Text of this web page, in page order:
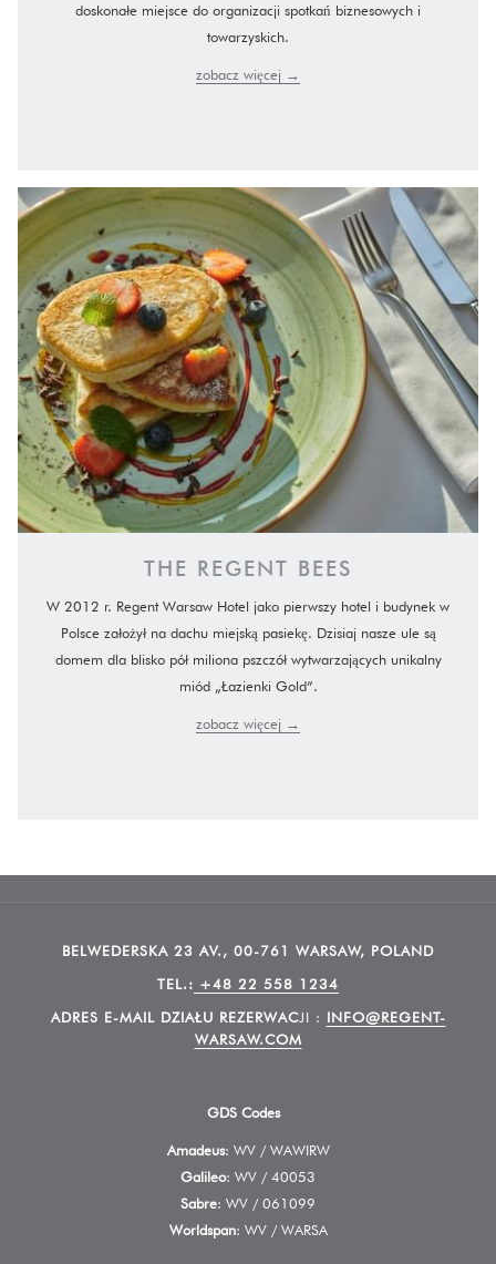
doskonałe miejsce do organizacji spotkań biznesowych i
towarzyskich.
zobacz więcej
THE REGENT BEES
W 2012 r. Regent Warsaw Hotel jako pierwszy​ hotel i budynek w
Polsce założył na dachu miejską pasiekę. Dzisiaj nasze ule są
domem dla blisko pół miliona pszczół wytwarzających unikalny
miód „Łazienki Gold”.
zobacz więcej
BELWEDERSKA 23 AV., 00-761 WARSAW, POLAND
TEL.: +48 22 558 1234
ADRES E-MAIL DZIAŁU REZERWACJI : INFO@REGENT-
WARSAW.COM
GDS Codes
Amadeus: WV / WAWIRW
Galileo: WV / 40053
Sabre: WV / 061099
Worldspan: WV / WARSA